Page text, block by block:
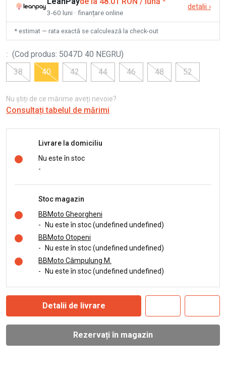
3-60 luni · finanțare online
detalii ›
* estimat — rata exactă se calculează la check-out
: (Cod produs: 5047D 40 NEGRU)
38
40 42 44 46 48 52
Nu știți de ce mărime aveți nevoie?
Consultați tabelul de mărimi
Livrare la domiciliu
Nu este în stoc
-
Stoc magazin
BBMoto Gheorgheni
-
Nu este în stoc (undefined undefined)
BBMoto Otopeni
-
Nu este în stoc (undefined undefined)
BBMoto Câmpulung M.
-
Nu este în stoc (undefined undefined)
Detalii de livrare
Rezervați în magazin